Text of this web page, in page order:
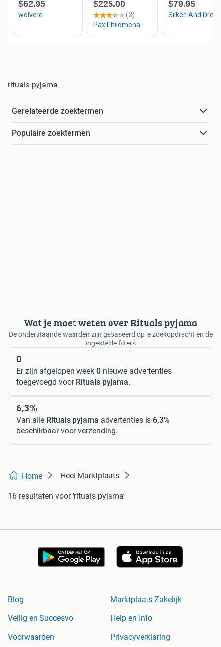
rituals pyjama
Gerelateerde zoektermen
Populaire zoektermen
Wat je moet weten over Rituals pyjama
De onderstaande waarden zijn gebaseerd op je zoekopdracht en de
ingestelde filters
0
Er zijn afgelopen week 0 nieuwe advertenties
toegevoegd voor Rituals pyjama.
6,3%
Van alle Rituals pyjama advertenties is 6,3%
beschikbaar voor verzending.
Home Heel Marktplaats
16 resultaten voor 'rituals pyjama'
Blog
Marktplaats Zakelijk
Veilig en Succesvol
Help en Info
Voorwaarden
Privacyverklaring